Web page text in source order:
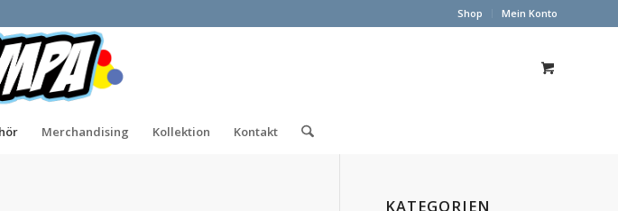
Shop Mein Konto
Merchandising Kollektion Kontakt
KATEGORIEN